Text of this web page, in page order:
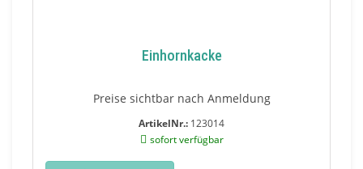
Einhornkacke
Preise sichtbar nach Anmeldung
ArtikelNr.: 123014
sofort verfügbar